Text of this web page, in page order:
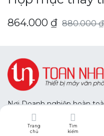
Trang
chủ
Tìm
kiếm
864.000 ₫ 880.000₫
Nơi Doanh nghiệp hoàn
trang thiết bị văn phòng
Và hoàn toàn
AN TÂM
với
của chúng tôi.